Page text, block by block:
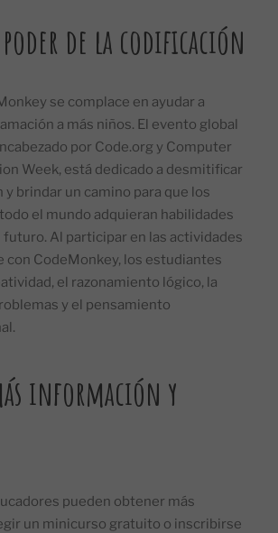
de la codificación
se complace en ayudar a
a más niños. El evento global
por Code.org y Computer
Week, está dedicado a desmitificar
y brindar un camino para que los
el mundo adquieran habilidades
futuro. Al participar en las actividades
con CodeMonkey, los estudiantes
el razonamiento lógico, la
y el pensamiento
información y
pueden obtener más
un minicurso gratuito o inscribirse